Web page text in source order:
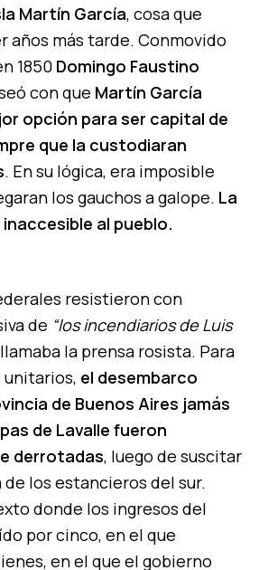
Martín García, cosa que
años más tarde. Conmovido
1850 Domingo Faustino
con que Martín García
opción para ser capital de
que la custodiaran
. En su lógica, era imposible
los gauchos a galope. La
al pueblo.
resistieron con
de “los incendiarios de Luis
la prensa rosista. Para
el desembarco
de Buenos Aires jamás
de Lavalle fueron
derrotadas, luego de suscitar
los estancieros del sur.
donde los ingresos del
por cinco, en el que
en el que el gobierno